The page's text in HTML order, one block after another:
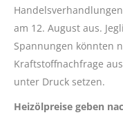
am 12. August aus.
Spannungen könnten
Kraftstoffnachfrage
unter Druck setzen.
Heizölpreise geben